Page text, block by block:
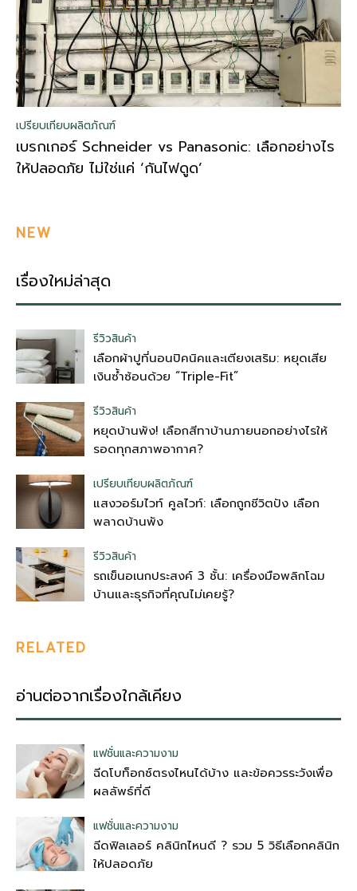
เปรียบเทียบผลิตภัณฑ์
เบรกเกอร์ Schneider vs Panasonic: เลือกอย่างไร
ให้ปลอดภัย ไม่ใช่แค่ ‘กันไฟดูด’
NEW
เรื่องใหม่ล่าสุด
รีวิวสินค้า
เลือกผ้าปูที่นอนปิคนิคและเตียงเสริม: หยุดเสีย
เงินซ้ำซ้อนด้วย “Triple-Fit”
รีวิวสินค้า
หยุดบ้านพัง! เลือกสีทาบ้านภายนอกอย่างไรให้
รอดทุกสภาพอากาศ?
เปรียบเทียบผลิตภัณฑ์
แสงวอร์มไวท์ คูลไวท์: เลือกถูกชีวิตปัง เลือก
พลาดบ้านพัง
รีวิวสินค้า
รถเข็นอเนกประสงค์ 3 ชั้น: เครื่องมือพลิกโฉม
บ้านและธุรกิจที่คุณไม่เคยรู้?
RELATED
อ่านต่อจากเรื่องใกล้เคียง
แฟชั่นและความงาม
ฉีดโบท็อกซ์ตรงไหนได้บ้าง และข้อควรระวังเพื่อ
ผลลัพธ์ที่ดี
แฟชั่นและความงาม
ฉีดฟิลเลอร์ คลินิกไหนดี ? รวม 5 วิธีเลือกคลินิก
ให้ปลอดภัย